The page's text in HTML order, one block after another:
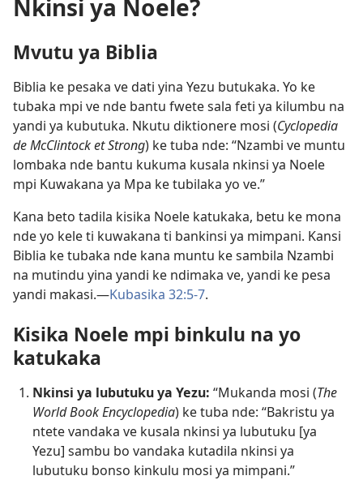
Nkinsi ya Noele?
Mvutu ya Biblia
Biblia ke pesaka ve dati yina Yezu butukaka. Yo ke
tubaka mpi ve nde bantu fwete sala feti ya kilumbu na
yandi ya kubutuka. Nkutu diktionere mosi (Cyclopedia
de McClintock et Strong) ke tuba nde: “Nzambi ve muntu
lombaka nde bantu kukuma kusala nkinsi ya Noele
mpi Kuwakana ya Mpa ke tubilaka yo ve.”
Kana beto tadila kisika Noele katukaka, betu ke mona
nde yo kele ti kuwakana ti bankinsi ya mimpani. Kansi
Biblia ke tubaka nde kana muntu ke sambila Nzambi
na mutindu yina yandi ke ndimaka ve, yandi ke pesa
yandi makasi.—Kubasika 32:5-7.
Kisika Noele mpi binkulu na yo
katukaka
Nkinsi ya lubutuku ya Yezu: “Mukanda mosi (The
World Book Encyclopedia) ke tuba nde: “Bakristu ya
ntete vandaka ve kusala nkinsi ya lubutuku [ya
Yezu] sambu bo vandaka kutadila nkinsi ya
lubutuku bonso kinkulu mosi ya mimpani.”